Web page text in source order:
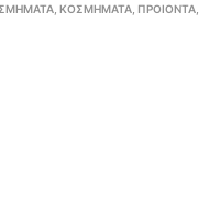
,ΚΟΣΜΉΜΑΤΑ ΠΡΟΙΟΝΤΑ